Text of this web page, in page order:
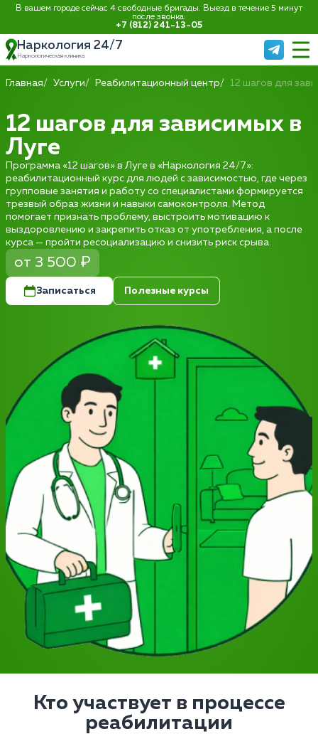
В вашем городе сейчас 4 свободные бригады. Выезд в течение 5 минут
после звонка:
+7 (812) 241-13-05
Наркология 24/7
Наркологическая клиника
Главная Услуги Реабилитационный центр 12 шагов для
12 шагов для зависимых в
Луге
Программа «12 шагов» в Луге в «Наркология 24/7»:
реабилитационный курс для людей с зависимостью, где через
групповые занятия и работу со специалистами формируется
трезвый образ жизни и навыки самоконтроля. Метод
помогает признать проблему, выстроить мотивацию к
выздоровлению и закрепить отказ от употребления, а после
курса — пройти ресоциализацию и снизить риск срыва.
от 3 500 ₽
Записаться Полезные курсы
Кто участвует в процессе
реабилитации